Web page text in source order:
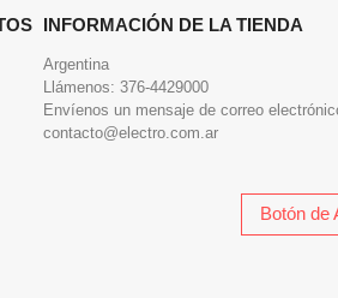
INFORMACIÓN DE LA TIENDA
Argentina
Llámenos: 376-4429000
Envíenos un mensaje de correo
contacto@electro.com.ar
Botón de